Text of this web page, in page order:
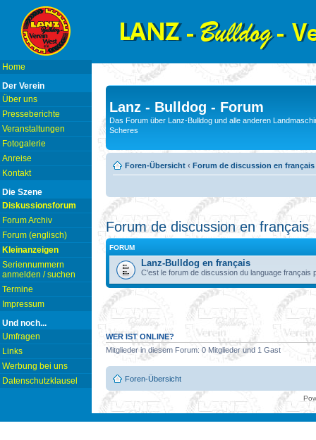
Home
Der Verein
Über uns
Presseberichte
Veranstaltungen
Fotogalerie
Anreise
Kontakt
Die Szene
Diskussionsforum
Forum Archiv
Forum (englisch)
Kleinanzeigen
Seriennummern
anmelden / suchen
Termine
Impressum
Und noch...
Umfragen
Links
Werbung bei uns
Datenschutzklausel
Lanz - Bulldog - Forum
Das Forum über Lanz-Bulldog und alle anderen
Scheres
Foren-Übersicht ‹ Forum de discussion en français
Forum de discussion en français
FORUM
Lanz-Bulldog en français
C'est le forum de discussion du language français
WER IST ONLINE?
Mitglieder in diesem Forum: 0 Mitglieder und 1 Gast
Foren-Übersicht